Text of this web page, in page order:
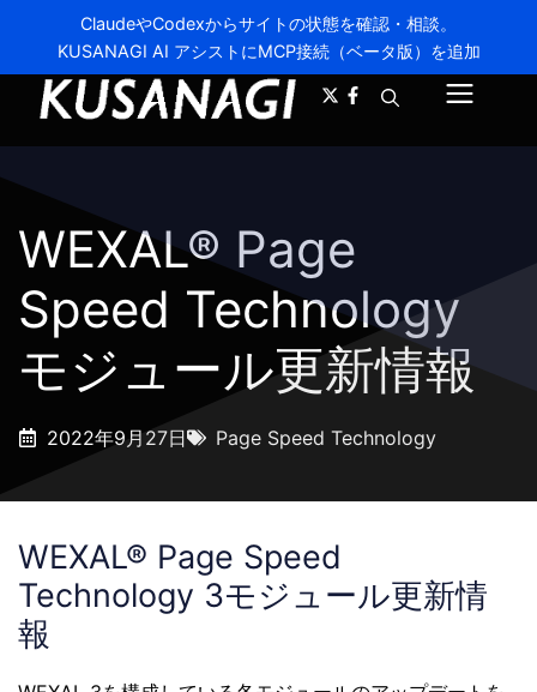
ClaudeやCodexからサイトの状態を確認・相談。
KUSANAGI AI アシストにMCP接続（ベータ版）を追加
ニ
WEXAL® Page
Speed Technology
モジュール更新情報
2022年9月27日 Page Speed Technology
WEXAL® Page Speed
Technology 3モジュール更新情
報
A- A+